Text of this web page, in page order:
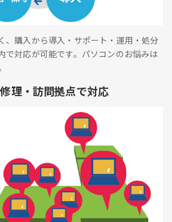
、購入から導入・サポート・運用・処分
で対応が可能です。パソコンのお悩みは
理・訪問拠点で対応